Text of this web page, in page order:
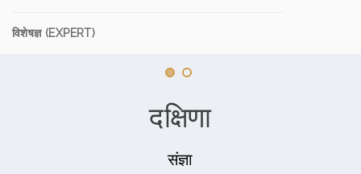
विशेषज्ञ (EXPERT)
दक्षिणा
संज्ञा